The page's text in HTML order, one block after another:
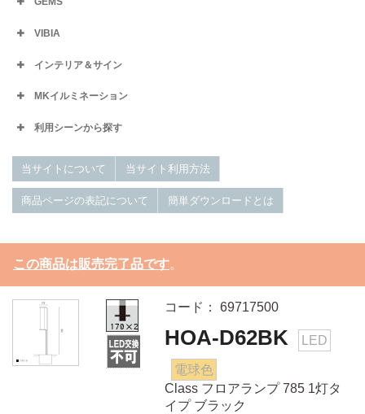
VIBIA
インテリア＆サイン
MKイルミネーション
利用シーンから探す
当サイトについて 当サイト利用方法
商品ページの表記について 簡単ダウンロードとは
この商品は販売完了品です。
コード： 69717500
HOA-D62BK LED
電球色
Class フロアランプ 785 1灯タ
イプ ブラック